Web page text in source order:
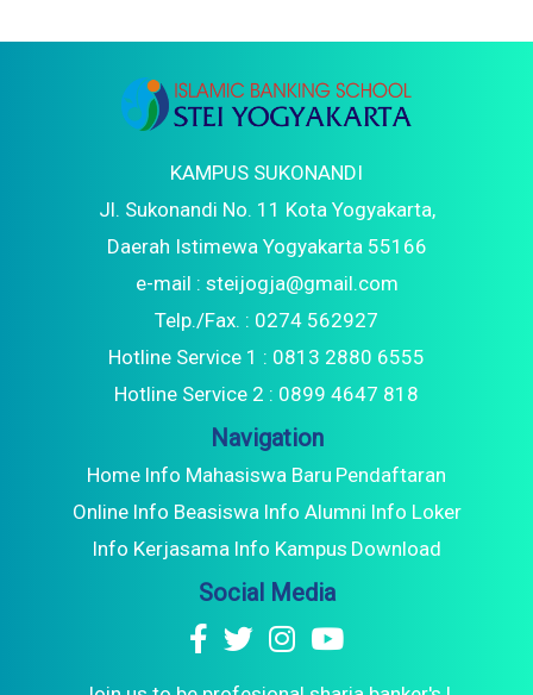
KAMPUS SUKONANDI
Jl. Sukonandi No. 11 Kota Yogyakarta,
Daerah Istimewa Yogyakarta 55166
e-mail : steijogja@gmail.com
Telp./Fax. : 0274 562927
Hotline Service 1 : 0813 2880 6555
Hotline Service 2 : 0899 4647 818
Navigation
Home Info Mahasiswa Baru Pendaftaran
Online Info Beasiswa Info Alumni Info Loker
Info Kerjasama Info Kampus Download
Social Media